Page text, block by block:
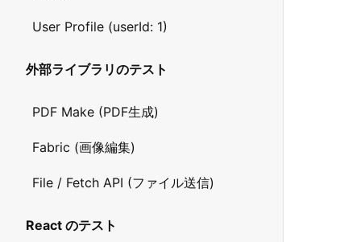
User Profile (userId: 1)
外部ライブラリのテスト
PDF Make (PDF生成)
Fabric (画像編集)
File / Fetch API (ファイル送信)
React のテスト